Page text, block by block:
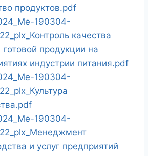
продуктов.pdf
190304-
качества
продукции на
индустрии питания.pdf
190304-
190304-
и услуг предприятий